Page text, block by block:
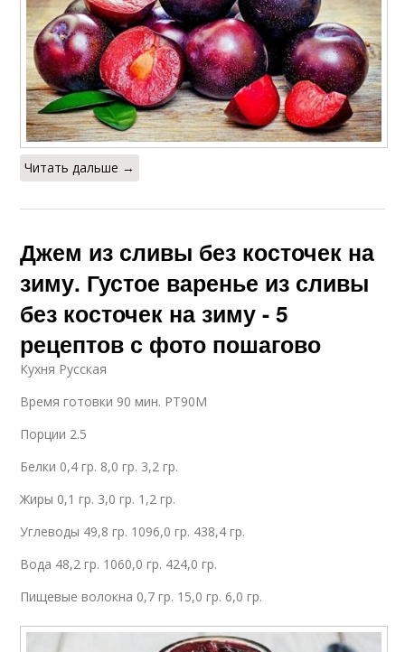
Читать дальше →
Джем из сливы без косточек на
зиму. Густое варенье из сливы
без косточек на зиму - 5
рецептов с фото пошагово
Кухня Русская
Время готовки 90 мин. PT90M
Порции 2.5
Белки 0,4 гр. 8,0 гр. 3,2 гр.
Жиры 0,1 гр. 3,0 гр. 1,2 гр.
Углеводы 49,8 гр. 1096,0 гр. 438,4 гр.
Вода 48,2 гр. 1060,0 гр. 424,0 гр.
Пищевые волокна 0,7 гр. 15,0 гр. 6,0 гр.